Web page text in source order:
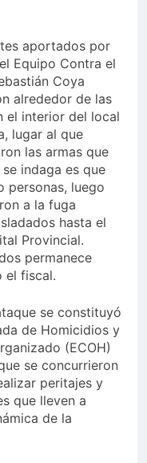
aportados por
Equipo Contra el
Coya
alrededor de las
el interior del local
lugar al que
las armas que
indaga es que
personas, luego
a la fuga
hasta el
Provincial.
permanece
el fiscal.
se constituyó
de Homicidios y
(ECOH)
se concurrieron
peritajes y
que lleven a
de la